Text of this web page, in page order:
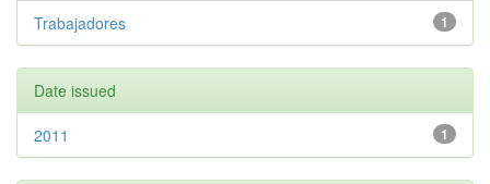
1
Trabajadores
Date issued
1
2011